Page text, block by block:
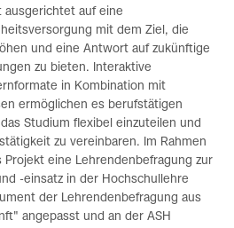
ausgerichtet auf eine
mit dem Ziel, die
und eine Antwort auf zukünftige
zu bieten. Interaktive
in Kombination mit
ermöglichen es berufstätigen
Studium flexibel einzuteilen und
zu vereinbaren. Im Rahmen
Projekt eine Lehrendenbefragung zur
-einsatz in der Hochschullehre
der Lehrendenbefragung aus
angepasst und an der ASH